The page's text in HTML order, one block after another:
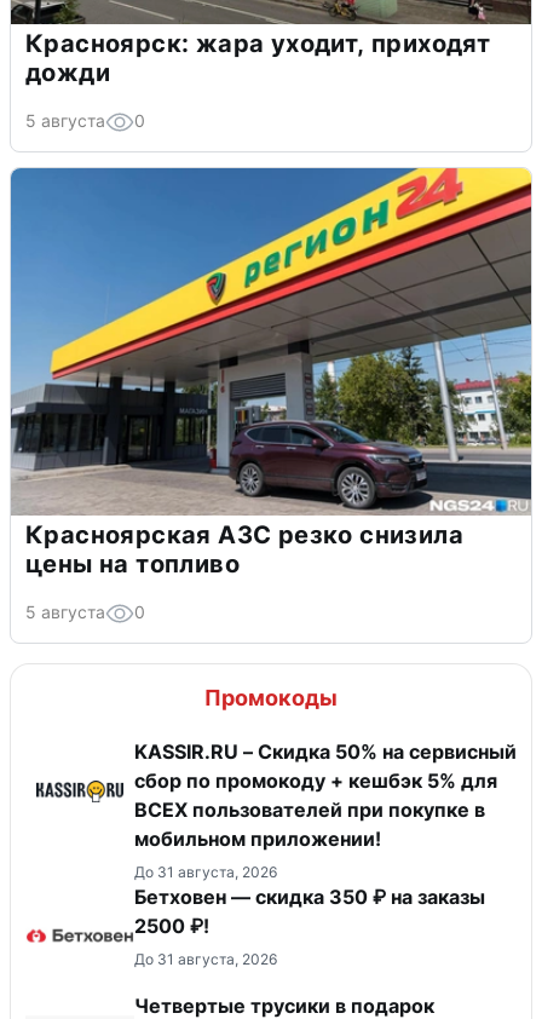
Красноярск: жара уходит, приходят
дожди
5 августа 0
Красноярская АЗС резко снизила
цены на топливо
5 августа 0
Промокоды
KASSIR.RU – Скидка 50% на сервисный
сбор по промокоду + кешбэк 5% для
ВСЕХ пользователей при покупке в
мобильном приложении!
До 31 августа, 2026
Бетховен — скидка 350 ₽ на заказы
2500 ₽!
До 31 августа, 2026
Четвертые трусики в подарок